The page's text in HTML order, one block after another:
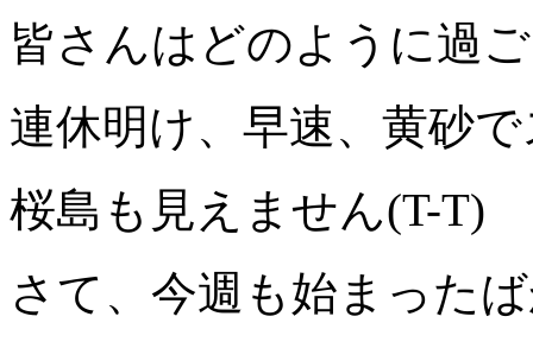
皆さんはどのように過
連休明け、早速、黄砂
桜島も見えません(T-T)
さて、今週も始まった